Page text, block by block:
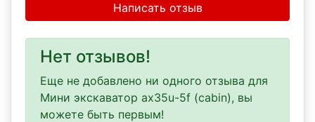
Написать отзыв
Нет отзывов!
Еще не добавлено ни одного отзыва для
Мини экскаватор ax35u-5f (cabin), вы
можете быть первым!